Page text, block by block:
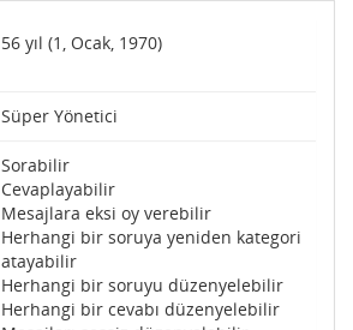
56 yıl (1, Ocak, 1970)
Süper Yönetici
Sorabilir
Cevaplayabilir
Mesajlara eksi oy verebilir
Herhangi bir soruya yeniden kategori
atayabilir
Herhangi bir soruyu düzenyelebilir
Herhangi bir cevabı düzenyelebilir